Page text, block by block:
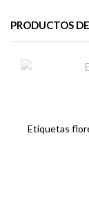
PRODUCTOS
Etiquetas